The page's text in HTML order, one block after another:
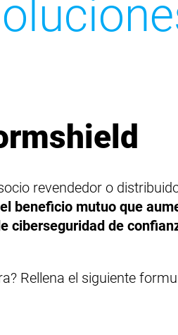
revendedor o
beneficio mutuo que
ciberseguridad de
Rellena el siguiente